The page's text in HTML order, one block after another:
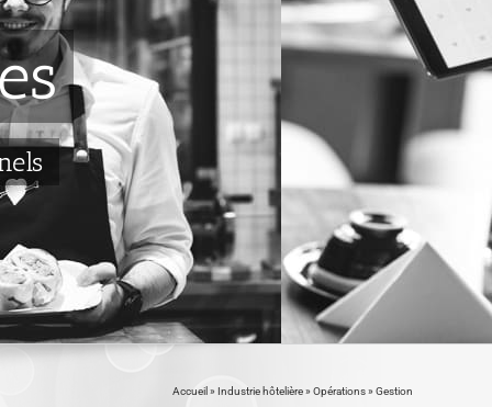
Accueil » Industrie hôtelière» Opérations» Gestion